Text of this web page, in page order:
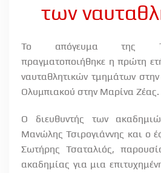
των
Το απόγευμα της
πραγματοποιήθηκε η πρώτη
ναυταθλητικών τμημάτων
Ολυμπιακού στην Μαρίνα Ζέας.
Ο διευθυντής των
Μανώλης Τσιρογιάννης και ο
Σωτήρης Τσαταλιός,
ακαδημίας για μια